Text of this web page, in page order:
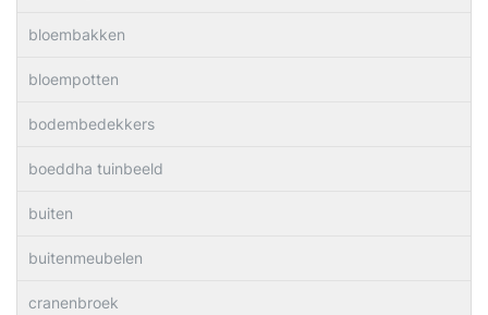
bloembakken
bloempotten
bodembedekkers
boeddha tuinbeeld
buiten
buitenmeubelen
cranenbroek